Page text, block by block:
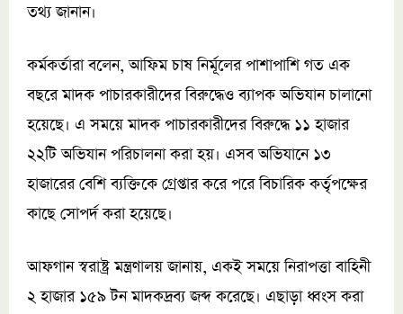
তথ্য জানান।
কর্মকর্তারা বলেন, আফিম চাষ নির্মূলের পাশাপাশি গত এক
বছরে মাদক পাচারকারীদের বিরুদ্ধেও ব্যাপক অভিযান চালানো
হয়েছে। এ সময়ে মাদক পাচারকারীদের বিরুদ্ধে ১১ হাজার
২২টি অভিযান পরিচালনা করা হয়। এসব অভিযানে ১৩
হাজারের বেশি ব্যক্তিকে গ্রেপ্তার করে পরে বিচারিক কর্তৃপক্ষের
কাছে সোপর্দ করা হয়েছে।
আফগান স্বরাষ্ট্র মন্ত্রণালয় জানায়, একই সময়ে নিরাপত্তা বাহিনী
২ হাজার ১৫৯ টন মাদকদ্রব্য জব্দ করেছে। এছাড়া ধ্বংস করা